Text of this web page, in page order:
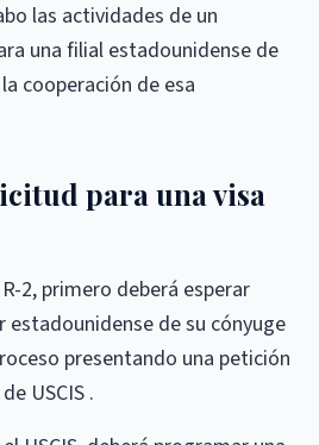
las actividades de un
una filial estadounidense de
cooperación de esa
para una visa
2, primero deberá esperar
de su cónyuge
presentando una petición
USCIS .